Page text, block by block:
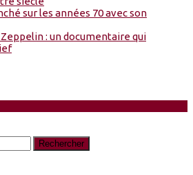
sur les années 70 avec son
: un documentaire qui